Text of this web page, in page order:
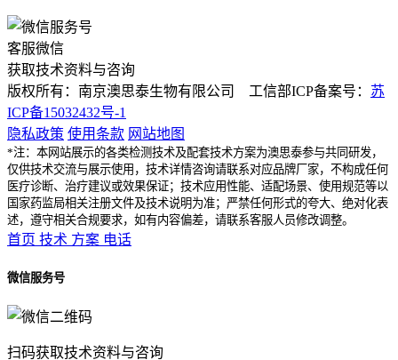
客服微信
获取技术资料与咨询
版权所有：南京澳思泰生物有限公司 工信部ICP备案号： 苏
ICP备15032432号-1
隐私政策 使用条款 网站地图
*注：本网站展示的各类检测技术及配套技术方案为澳思泰参与共同研发，
仅供技术交流与展示使用，技术详情咨询请联系对应品牌厂家，不构成任何
医疗诊断、治疗建议或效果保证；技术应用性能、适配场景、使用规范等以
国家药监局相关注册文件及技术说明为准；严禁任何形式的夸大、绝对化表
述，遵守相关合规要求，如有内容偏差，请联系客服人员修改调整。
首页 技术 方案 电话
微信服务号
扫码获取技术资料与咨询